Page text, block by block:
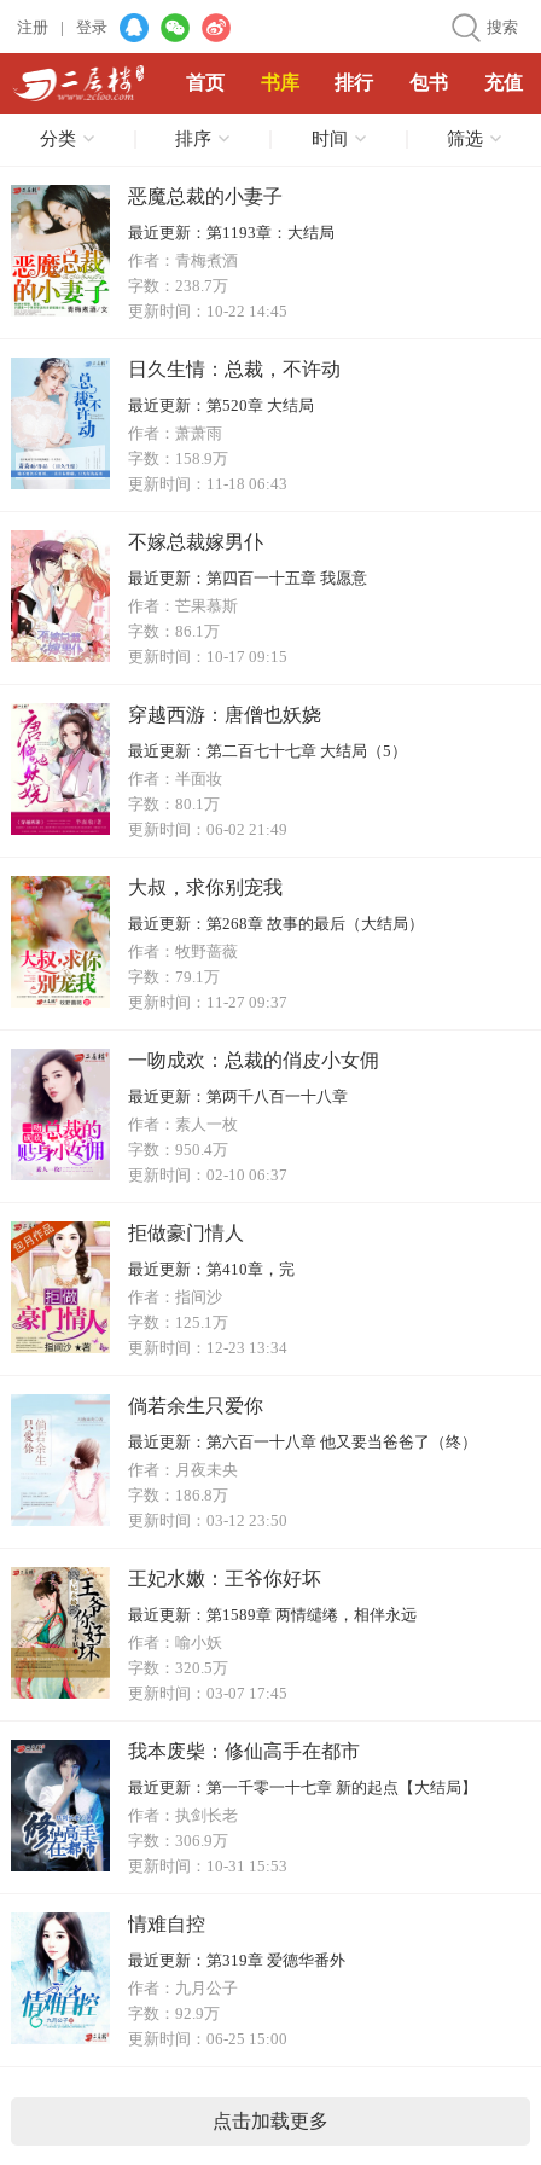
注册 | 登录 搜索
首页 书库 排行 包书 充值
分类 排序 时间 筛选
恶魔总裁的小妻子
最近更新： 第1193章：大结局
作者： 青梅煮酒
字数： 238.7万
更新时间： 10-22 14:45
日久生情：总裁，不许动
最近更新：
第520章 大结局
作者： 萧萧雨
字数： 158.9万
更新时间： 11-18 06:43
不嫁总裁嫁男仆
最近更新： 第四百一十五章 我愿意
作者： 芒果慕斯
字数： 86.1万
更新时间： 10-17 09:15
穿越西游：唐僧也妖娆
最近更新： 第二百七十七章 大结局（5）
作者： 半面妆
字数： 80.1万
更新时间： 06-02 21:49
大叔，求你别宠我
最近更新： 第268章 故事的最后（大结局）
作者： 牧野蔷薇
字数： 79.1万
更新时间： 11-27 09:37
一吻成欢：总裁的俏皮小女佣
最近更新： 第两千八百一十八章
作者： 素人一枚
字数： 950.4万
更新时间： 02-10 06:37
拒做豪门情人
最近更新： 第410章，完
作者： 指间沙
字数： 125.1万
更新时间： 12-23 13:34
倘若余生只爱你
最近更新： 第六百一十八章 他又要当爸爸了（终）
作者： 月夜未央
字数： 186.8万
更新时间： 03-12 23:50
王妃水嫩：王爷你好坏
最近更新： 第1589章 两情缱绻，相伴永远
作者： 喻小妖
字数： 320.5万
更新时间： 03-07 17:45
我本废柴：修仙高手在都市
最近更新： 第一千零一十七章 新的起点【大结局】
作者： 执剑长老
字数： 306.9万
更新时间： 10-31 15:53
情难自控
最近更新： 第319章 爱德华番外
作者： 九月公子
字数： 92.9万
更新时间： 06-25 15:00
点击加载更多